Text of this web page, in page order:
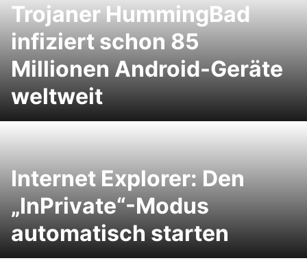
Trojaner HummingBad
infiziert schon 85
Millionen Android-Geräte
weltweit
Internet Explorer: Den
„InPrivate“-Modus
automatisch starten